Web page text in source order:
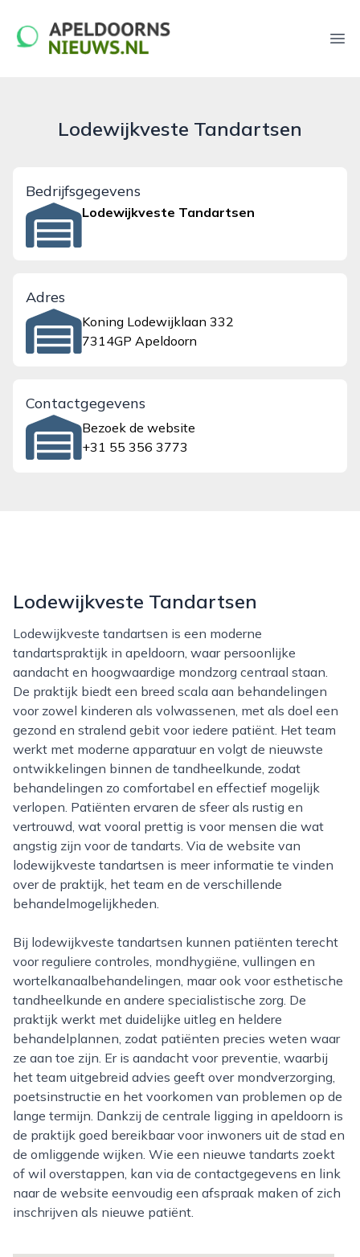
apeldoornsnieuws.nl
Lodewijkveste Tandartsen
Bedrijfsgegevens
Lodewijkveste Tandartsen
Adres
Koning Lodewijklaan 332
7314GP Apeldoorn
Contactgegevens
Bezoek de website
+31 55 356 3773
Lodewijkveste Tandartsen
Lodewijkveste tandartsen is een moderne
tandartspraktijk in apeldoorn, waar persoonlijke
aandacht en hoogwaardige mondzorg centraal staan.
De praktijk biedt een breed scala aan behandelingen
voor zowel kinderen als volwassenen, met als doel een
gezond en stralend gebit voor iedere patiënt. Het team
werkt met moderne apparatuur en volgt de nieuwste
ontwikkelingen binnen de tandheelkunde, zodat
behandelingen zo comfortabel en effectief mogelijk
verlopen. Patiënten ervaren de sfeer als rustig en
vertrouwd, wat vooral prettig is voor mensen die wat
angstig zijn voor de tandarts. Via de website van
lodewijkveste tandartsen is meer informatie te vinden
over de praktijk, het team en de verschillende
behandelmogelijkheden.
Bij lodewijkveste tandartsen kunnen patiënten terecht
voor reguliere controles, mondhygiëne, vullingen en
wortelkanaalbehandelingen, maar ook voor esthetische
tandheelkunde en andere specialistische zorg. De
praktijk werkt met duidelijke uitleg en heldere
behandelplannen, zodat patiënten precies weten waar
ze aan toe zijn. Er is aandacht voor preventie, waarbij
het team uitgebreid advies geeft over mondverzorging,
poetsinstructie en het voorkomen van problemen op de
lange termijn. Dankzij de centrale ligging in apeldoorn is
de praktijk goed bereikbaar voor inwoners uit de stad en
de omliggende wijken. Wie een nieuwe tandarts zoekt
of wil overstappen, kan via de contactgegevens en link
naar de website eenvoudig een afspraak maken of zich
inschrijven als nieuwe patiënt.